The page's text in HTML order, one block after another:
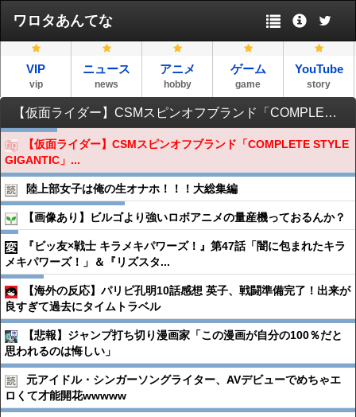
ワロタあんてな
VIP
vip
ニュース
news
アニメ
hobby
ゲーム
game
YouTube
story
【仮面ライダー】CSMスピンオフブランド「COMPLETE STYLE GIGANTIC」誕生！詳細は6月16日公開
【仮面ライダー】CSMスピンオフブランド「COMPLETE STYLE
GIGANTIC」...
陸上部女子は俺の生オナホ！！！大総集編
【画像あり】ビルゴより強いロボアニメの量産機っておるんか？
『ビッ友×戦士 キラメキパワーズ！』第47話「闇に包まれたキラ
メキパワーズ！」＆『リズスタ...
【海外の反応】パリピ孔明10話感想 英子、戦闘準備完了！出来が
良すぎて過去にタイムトラベル
【悲報】ジャンプ打ち切り漫画家「この漫画が自分の100％だと
思われるのは悔しい」
元アイドル・シンガーソングライター、AVデビューでめちゃエ
ロくて才能開花wwwww